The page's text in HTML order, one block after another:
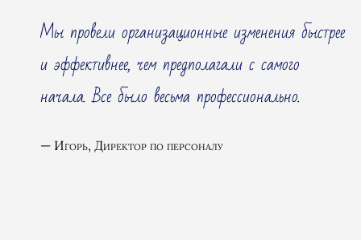
Перечисленные типовые услуги управленческого
Мы провели организационные изменения быстрее
и эффективнее, чем предполагали с самого
начала. Все было весьма профессионально.
Игорь, Директор по персоналу